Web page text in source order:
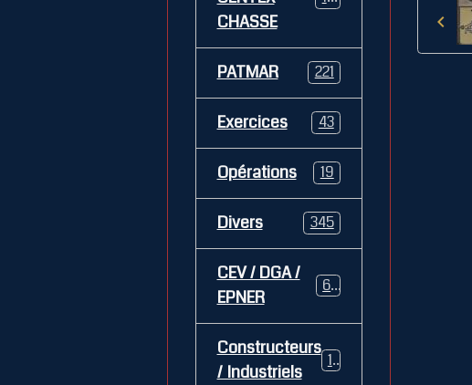
CHASSE
PATMAR 221
Exercices 43
Opérations 19
Divers 345
CEV / DGA /
EPNER
62
Constructeurs
/ Industriels
127